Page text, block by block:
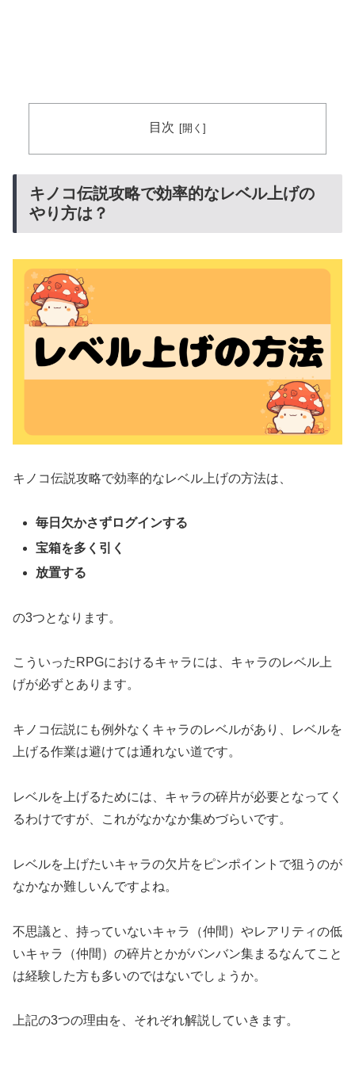
目次
キノコ伝説攻略で効率的なレベル上げの
やり方は？
キノコ伝説攻略で効率的なレベル上げの方法は、
毎日欠かさずログインする
宝箱を多く引く
放置する
の3つとなります。
こういったRPGにおけるキャラには、キャラのレベル上
げが必ずとあります。
キノコ伝説にも例外なくキャラのレベルがあり、レベルを
上げる作業は避けては通れない道です。
レベルを上げるためには、キャラの碎片が必要となってく
るわけですが、これがなかなか集めづらいです。
レベルを上げたいキャラの欠片をピンポイントで狙うのが
なかなか難しいんですよね。
不思議と、持っていないキャラ（仲間）やレアリティの低
いキャラ（仲間）の碎片とかがバンバン集まるなんてこと
は経験した方も多いのではないでしょうか。
上記の3つの理由を、それぞれ解説していきます。